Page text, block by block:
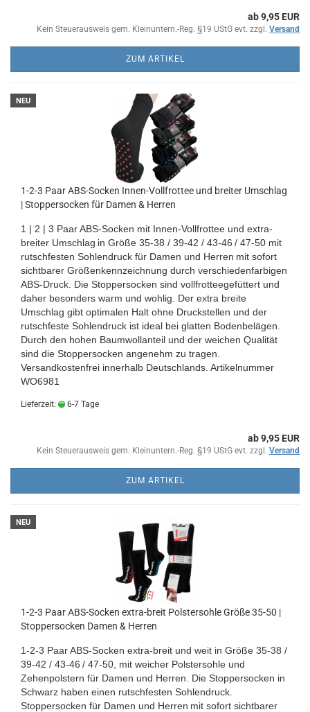
ab 9,95 EUR
Kein Steuerausweis gem. Kleinuntern.-Reg. §19 UStG evt. zzgl. Versand
ZUM ARTIKEL
NEU
1-2-3 Paar ABS-Socken Innen-Vollfrottee und breiter Umschlag
| Stoppersocken für Damen & Herren
1 | 2 | 3 Paar ABS-Socken mit Innen-Vollfrottee und extra-
breiter Umschlag in Größe 35-38 / 39-42 / 43-46 / 47-50 mit
rutschfesten Sohlendruck für Damen und Herren mit sofort
sichtbarer Größenkennzeichnung durch verschiedenfarbigen
ABS-Druck. Die Stoppersocken sind vollfrotteegefüttert und
daher besonders warm und wohlig. Der extra breite
Umschlag gibt optimalen Halt ohne Druckstellen und der
rutschfeste Sohlendruck ist ideal bei glatten Bodenbelägen.
Durch den hohen Baumwollanteil und der weichen Qualität
sind die Stoppersocken angenehm zu tragen.
Versandkostenfrei innerhalb Deutschlands. Artikelnummer
WO6981
Lieferzeit: 6-7 Tage
ab 9,95 EUR
Kein Steuerausweis gem. Kleinuntern.-Reg. §19 UStG evt. zzgl. Versand
ZUM ARTIKEL
NEU
1-2-3 Paar ABS-Socken extra-breit Polstersohle Größe 35-50 |
Stoppersocken Damen & Herren
1-2-3 Paar ABS-Socken extra-breit und weit in Größe 35-38 /
39-42 / 43-46 / 47-50, mit weicher Polstersohle und
Zehenpolstern für Damen und Herren. Die Stoppersocken in
Schwarz haben einen rutschfesten Sohlendruck.
Stoppersocken für Damen und Herren mit sofort sichtbarer